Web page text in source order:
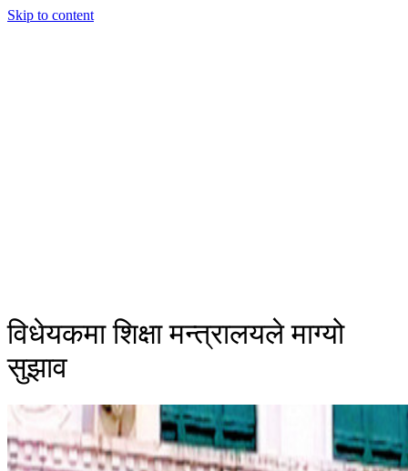
Skip to content
विधेयकमा शिक्षा मन्त्रालयले माग्यो
सुझाव